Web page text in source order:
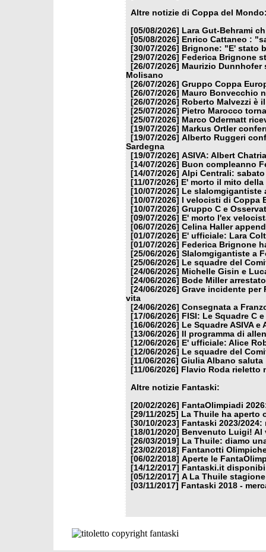
Altre notizie di Coppa del
[05/08/2026]
Lara Gut-Behrami
[05/08/2026]
Enrico Cattaneo :
[30/07/2026]
Brignone: "E' stato
[29/07/2026]
Federica Brignone
[26/07/2026] Maurizio Dunnhofer
Molisano
[26/07/2026] Gruppo Coppa
[26/07/2026] Mauro Bonvecchio
[26/07/2026]
Roberto Malvezzi è
[25/07/2026]
Pietro Marocco
[25/07/2026] Marco Odermatt
[19/07/2026] Markus Ortler
[19/07/2026] Alberto Ruggeri
Sardegna
[19/07/2026] ASIVA: Albert
[14/07/2026]
Buon compleanno
[14/07/2026] Alpi Centrali:
[11/07/2026]
E' morto il mito
[10/07/2026]
Le
[10/07/2026]
I velocisti di Coppa
[10/07/2026] Gruppo C e
[09/07/2026]
E' morto l'ex
[06/07/2026] Celina Haller
[01/07/2026]
E' ufficiale: Lara
[01/07/2026]
Federica Brignone
[25/06/2026] Slalomgigantiste a
[25/06/2026]
Le squadre del
[24/06/2026] Michelle Gisin e
[24/06/2026]
Bode Miller
[24/06/2026] Grave incidente per
vita
[24/06/2026] Consegnata a
[17/06/2026]
FISI: Le Squadre C
[16/06/2026]
Le Squadre ASIVA
[13/06/2026]
Il programma di
[12/06/2026]
E' ufficiale: Alice
[12/06/2026]
Le squadre del
[11/06/2026] Giulia Albano saluta
[11/06/2026]
Flavio Roda rieletto
Altre notizie Fantaski:
[20/02/2026]
FantaOlimpiadi
[29/11/2025]
La Thuile ha aperto
[30/10/2023]
Fantaski 2023/
[18/01/2020]
Benvenuto Luigi! Al
[26/03/2019]
La Thuile: diamo
[23/02/2018]
Fantanotti
[06/02/2018] Aperte le
[14/12/2017]
Fantaski.it
[05/12/2017] A La Thuile
[03/11/2017]
Fantaski 2018 -